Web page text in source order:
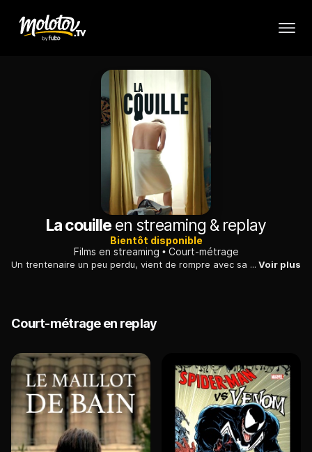
La couille en streaming & replay
Bientôt disponible
Films en streaming
Court-métrage
Un trentenaire un peu perdu, vient de rompre avec sa petite amie et retourne vivre chez sa mère. Il apprend qu'il est atteint d'un cancer du testicule. Voir plus
Court-métrage en replay